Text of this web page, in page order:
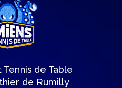
de Table
de Rumilly